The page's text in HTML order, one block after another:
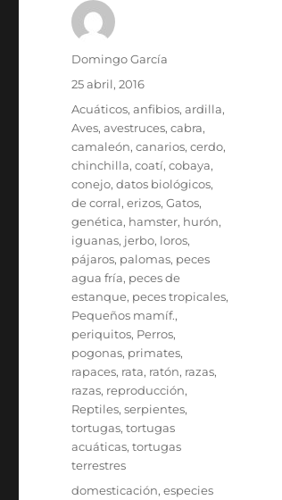
Autor
Domingo García
Publicado
25 abril, 2016
Categorías
Acuáticos,anfibios,ardilla,
Aves,avestruces,cabra,
camaleón,canarios,cerdo,
chinchilla,coatí,cobaya,
conejo,datos biológicos,
de corral,erizos,Gatos,
genética, hamster, hurón,
iguanas, jerbo, loros,
pájaros, palomas, peces
agua fría, peces de
estanque, peces tropicales,
Pequeños mamíf.,
periquitos, Perros,
pogonas, primates,
rapaces, rata, ratón, razas,
razas, reproducción,
Reptiles,serpientes,
tortugas,tortugas
acuáticas,tortugas
terrestres
Etiquetas
domesticación,especies